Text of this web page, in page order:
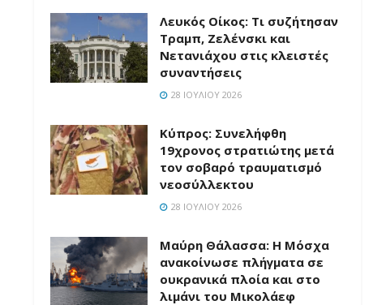
Λευκός Οίκος: Τι συζήτησαν
Τραμπ, Ζελένσκι και
Νετανιάχου στις κλειστές
συναντήσεις
28 ΙΟΥΛΊΟΥ 2026
Κύπρος: Συνελήφθη
19χρονος στρατιώτης μετά
τον σοβαρό τραυματισμό
νεοσύλλεκτου
28 ΙΟΥΛΊΟΥ 2026
Μαύρη Θάλασσα: Η Μόσχα
ανακοίνωσε πλήγματα σε
ουκρανικά πλοία και στο
λιμάνι του Μικολάεφ